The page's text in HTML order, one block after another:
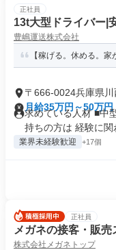
正社員
13t大型ドライバー|
豊嶋運送株式会社
【稼げる。休める。
〒666-0024兵庫県
月給35万円～50万円
求めている人材 ■中
持ちの方は 経験に関
業界未経験歓迎 +17個
正社員
メガネの接客・販売
株式会社メガネトップ